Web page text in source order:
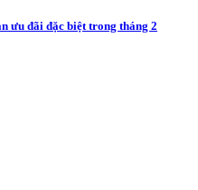
ưu đãi đặc biệt trong tháng 2